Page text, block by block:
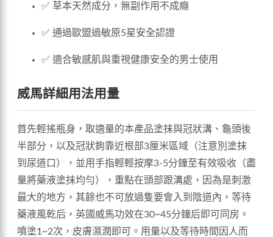
✅ 草本天然成分，無副作用不成癮
✅ 通過歐盟過敏原5星安全認證
✅ 適合敏感肌與重視健康安全的男士使用
威馬詳細用法用量
首先輕搖瓶身，取適量的本產品塗抹與冠狀溝、龜頭後
半部分，以及冠狀鉤靠近根部3厘米區域（注意別塗抹
到尿道口），並用手指輕輕按摩3-5分鐘至有效吸收（盡
量將藥液塗抹均勻），重點在頭部跟溝處，因為是刺激
最大的地方，其餘也不可放過隻要會入到陰道內，等待
藥液風乾后，英國威馬功效在30~45分鐘后即可同房。
噴塗1~2次，皮膚濕潤即可。用量以及等待時間因人而